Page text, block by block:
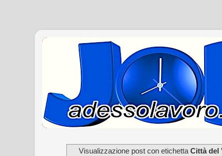
Visualizzazione post con etichettaCittà del